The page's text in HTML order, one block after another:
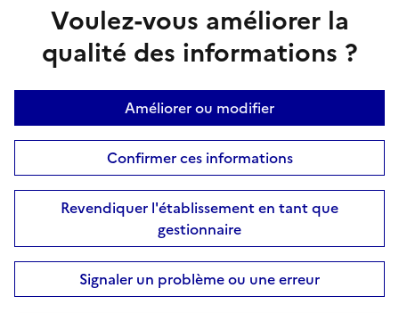
Voulez-vous améliorer la
qualité des informations ?
Améliorer ou modifier
Confirmer ces informations
Revendiquer l'établissement en tant que
gestionnaire
Signaler un problème ou une erreur